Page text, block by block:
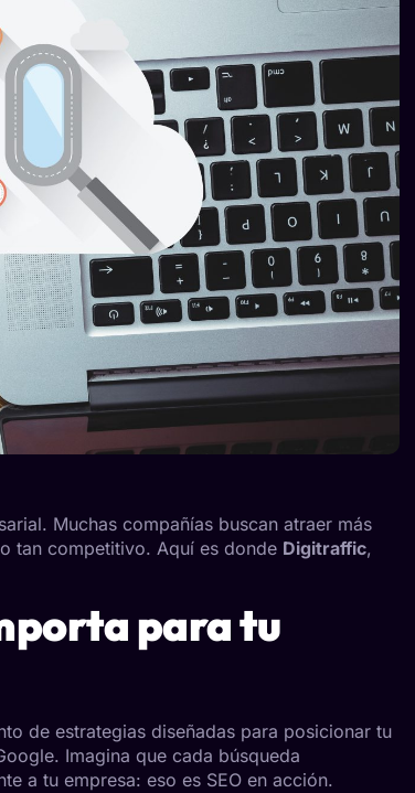
Muchas compañías buscan atraer más
tan competitivo. Aquí es donde Digitraffic,
para tu
de estrategias diseñadas para posicionar tu
Imagina que cada búsqueda
a tu empresa: eso es SEO en acción.